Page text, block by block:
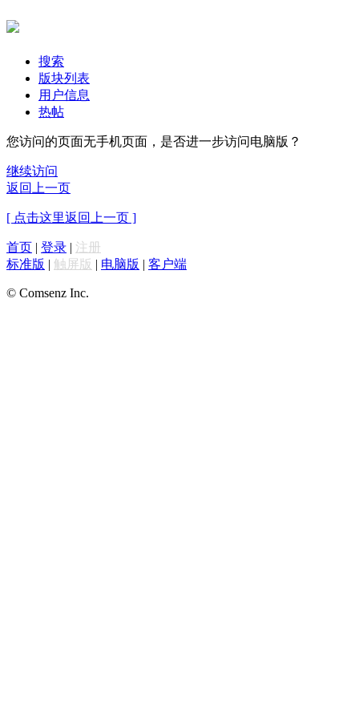
搜索
版块列表
用户信息
热帖
您访问的页面无手机页面，是否进一步访问电脑版？
继续访问
返回上一页
[ 点击这里返回上一页 ]
首页 | 登录 | 注册
标准版 | 触屏版 | 电脑版 | 客户端
© Comsenz Inc.